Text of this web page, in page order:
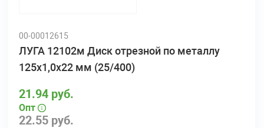
00-00012615
ЛУГА 12102м Диск отрезной по металлу
125х1,0х22 мм (25/400)
22.55 руб.
21.94 руб.
Опт